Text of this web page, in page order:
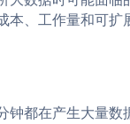
本、工作量和可
钟都在产生大量